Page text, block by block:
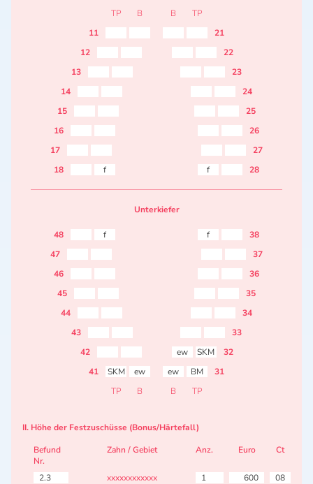
TP B B
TP
11
21
12
22
13
23
14
24
15
25
16
26
17
27
18
f f 28
Unterkiefer
48 f f
38
47
37
46
36
45
35
44
34
43
33
42
ew SKM
32
41
SKM ew ew BM
31
TP
B B TP
II. Höhe der Festzuschüsse (Bonus/Härtefall)
Befund
Nr.
Zahn / Gebiet Anz. Euro Ct
2.3 xxxxxxxxxxxx 1 600
08